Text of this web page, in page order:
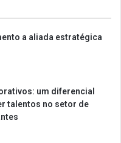
a aliada estratégica
um diferencial
talentos no setor de